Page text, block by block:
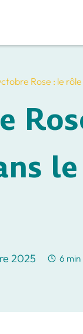
Rose : le
2025 6 min